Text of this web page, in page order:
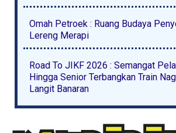
Omah Petroek : Ruang Budaya
Lereng Merapi
Road To JIKF 2026 : Semangat
Hingga Senior Terbangkan Train
Langit Banaran